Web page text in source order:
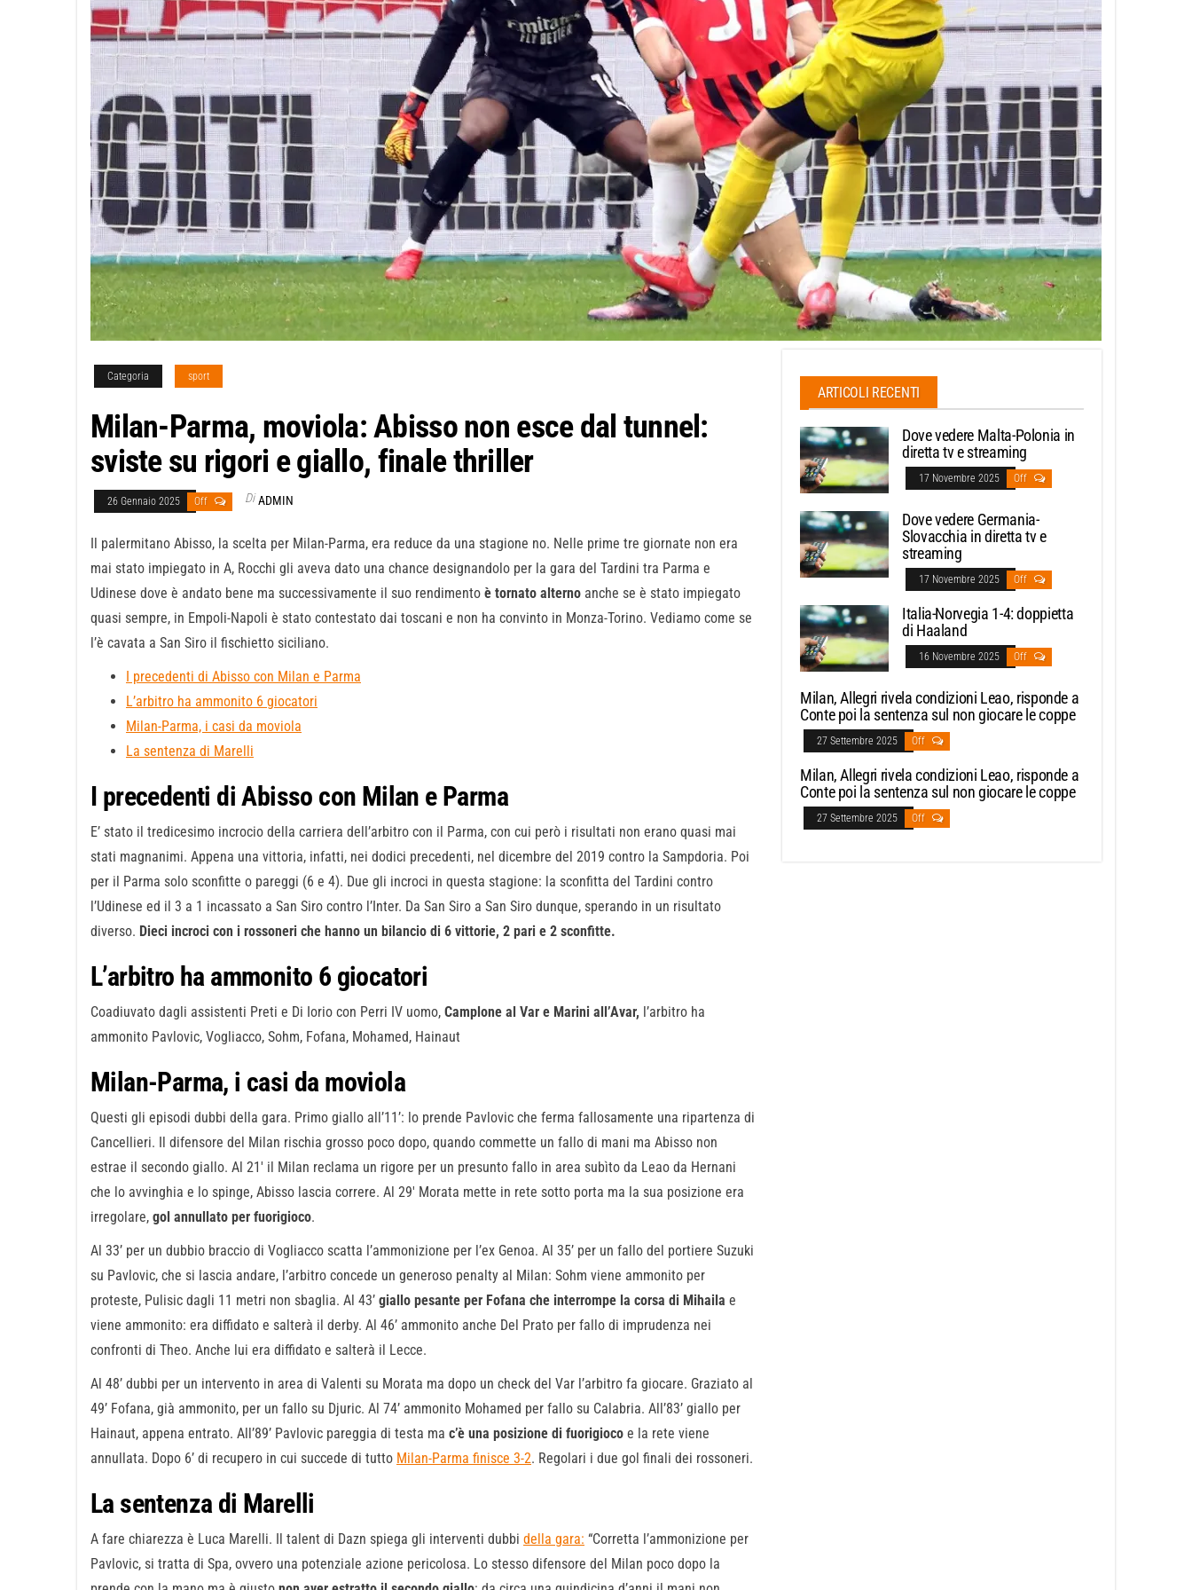
Categoria sport
Milan-Parma, moviola: Abisso non esce dal tunnel:
sviste su rigori e giallo, finale thriller
26 Gennaio 2025 Off Di ADMIN
Il palermitano Abisso, la scelta per Milan-Parma, era reduce da una stagione no. Nelle prime tre giornate non era
mai stato impiegato in A, Rocchi gli aveva dato una chance designandolo per la gara del Tardini tra Parma e
Udinese dove è andato bene ma successivamente il suo rendimento è tornato alterno anche se è stato impiegato
quasi sempre, in Empoli-Napoli è stato contestato dai toscani e non ha convinto in Monza-Torino. Vediamo come se
l’è cavata a San Siro il fischietto siciliano.
I precedenti di Abisso con Milan e Parma
L’arbitro ha ammonito 6 giocatori
Milan-Parma, i casi da moviola
La sentenza di Marelli
I precedenti di Abisso con Milan e Parma
E’ stato il tredicesimo incrocio della carriera dell’arbitro con il Parma, con cui però i risultati non erano quasi mai
stati magnanimi. Appena una vittoria, infatti, nei dodici precedenti, nel dicembre del 2019 contro la Sampdoria. Poi
per il Parma solo sconfitte o pareggi (6 e 4). Due gli incroci in questa stagione: la sconfitta del Tardini contro
l’Udinese ed il 3 a 1 incassato a San Siro contro l’Inter. Da San Siro a San Siro dunque, sperando in un risultato
diverso. Dieci incroci con i rossoneri che hanno un bilancio di 6 vittorie, 2 pari e 2 sconfitte.
L’arbitro ha ammonito 6 giocatori
Coadiuvato dagli assistenti Preti e Di Iorio con Perri IV uomo, Camplone al Var e Marini all’Avar, l’arbitro ha
ammonito Pavlovic, Vogliacco, Sohm, Fofana, Mohamed, Hainaut
Milan-Parma, i casi da moviola
Questi gli episodi dubbi della gara. Primo giallo all’11’: lo prende Pavlovic che ferma fallosamente una ripartenza di
Cancellieri. Il difensore del Milan rischia grosso poco dopo, quando commette un fallo di mani ma Abisso non
estrae il secondo giallo. Al 21′ il Milan reclama un rigore per un presunto fallo in area subìto da Leao da Hernani
che lo avvinghia e lo spinge, Abisso lascia correre. Al 29′ Morata mette in rete sotto porta ma la sua posizione era
irregolare, gol annullato per fuorigioco.
Al 33’ per un dubbio braccio di Vogliacco scatta l’ammonizione per l’ex Genoa. Al 35’ per un fallo del portiere Suzuki
su Pavlovic, che si lascia andare, l’arbitro concede un generoso penalty al Milan: Sohm viene ammonito per
proteste, Pulisic dagli 11 metri non sbaglia. Al 43’ giallo pesante per Fofana che interrompe la corsa di Mihaila e
viene ammonito: era diffidato e salterà il derby. Al 46’ ammonito anche Del Prato per fallo di imprudenza nei
confronti di Theo. Anche lui era diffidato e salterà il Lecce.
Al 48’ dubbi per un intervento in area di Valenti su Morata ma dopo un check del Var l’arbitro fa giocare. Graziato al
49’ Fofana, già ammonito, per un fallo su Djuric. Al 74’ ammonito Mohamed per fallo su Calabria. All’83’ giallo per
Hainaut, appena entrato. All’89’ Pavlovic pareggia di testa ma c’è una posizione di fuorigioco e la rete viene
annullata. Dopo 6’ di recupero in cui succede di tutto Milan-Parma finisce 3-2. Regolari i due gol finali dei rossoneri.
La sentenza di Marelli
A fare chiarezza è Luca Marelli. Il talent di Dazn spiega gli interventi dubbi della gara: “Corretta l’ammonizione per
Pavlovic, si tratta di Spa, ovvero una potenziale azione pericolosa. Lo stesso difensore del Milan poco dopo la
ARTICOLI RECENTI
Dove vedere Malta-Polonia in
diretta tv e streaming
17 Novembre 2025 Off
Dove vedere Germania-
Slovacchia in diretta tv e
streaming
17 Novembre 2025 Off
Italia-Norvegia 1-4: doppietta
di Haaland
16 Novembre 2025 Off
Milan, Allegri rivela condizioni Leao, risponde a
Conte poi la sentenza sul non giocare le coppe
27 Settembre 2025 Off
Milan, Allegri rivela condizioni Leao, risponde a
Conte poi la sentenza sul non giocare le coppe
27 Settembre 2025 Off